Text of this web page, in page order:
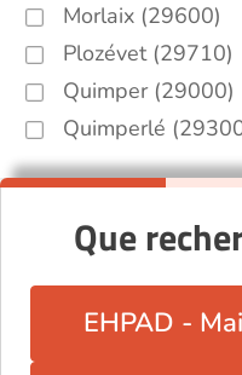
Morlaix (29600)
Plozévet (29710)
Quimper (29000)
Quimperlé
Que
EHPAD -